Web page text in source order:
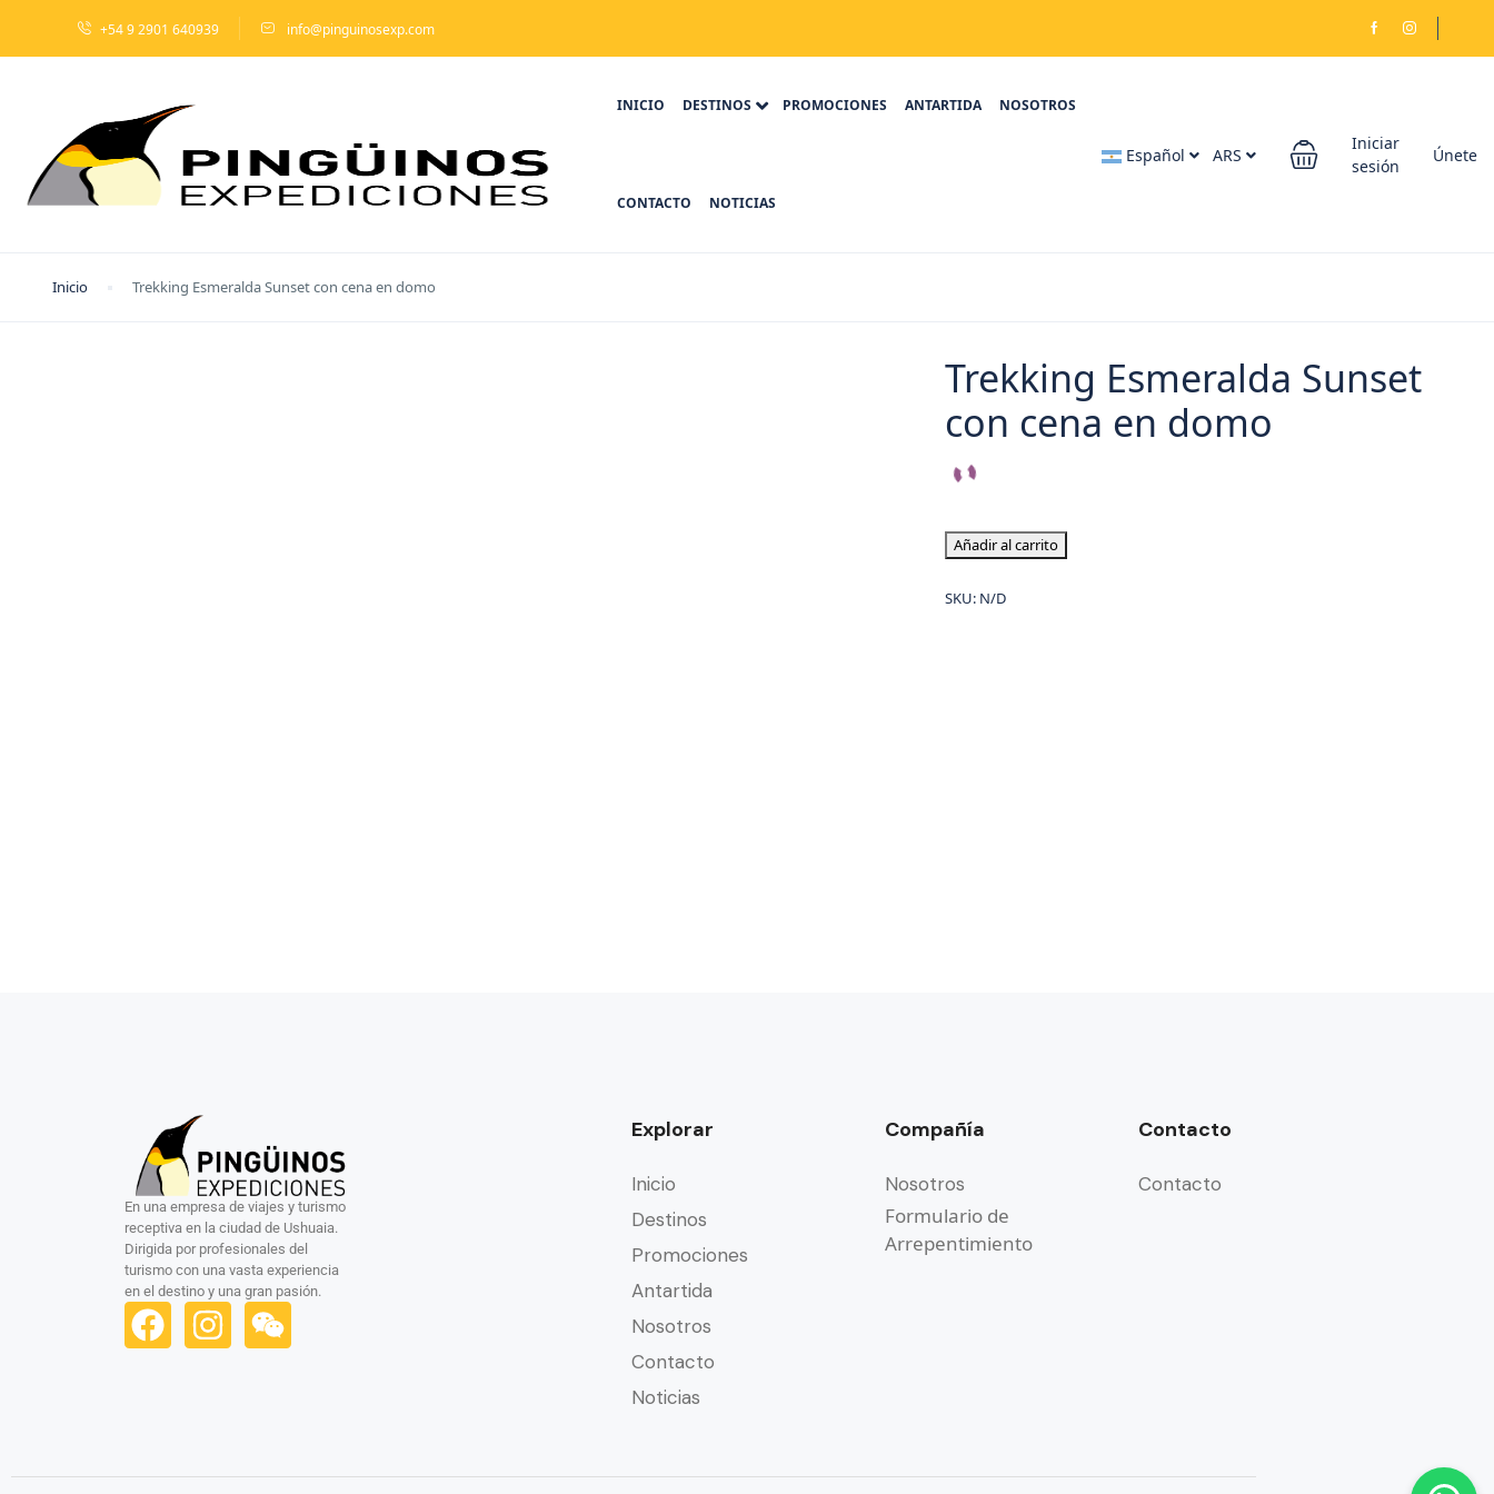
+54 9 2901 640939 info@pinguinosexp.com
INICIO DESTINOS PROMOCIONES ANTARTIDA NOSOTROS
CONTACTO NOTICIAS
Español ARS
Iniciar
sesión
Únete
Inicio Trekking Esmeralda Sunset con cena en domo
Trekking Esmeralda Sunset
con cena en domo
Añadir al carrito
SKU: N/D
En una empresa de viajes y turismo
receptiva en la ciudad de Ushuaia.
Dirigida por profesionales del
turismo con una vasta experiencia
en el destino y una gran pasión.
Explorar
Inicio
Destinos
Promociones
Antartida
Nosotros
Contacto
Noticias
Compañía
Nosotros
Formulario de
Arrepentimiento
Contacto
Contacto